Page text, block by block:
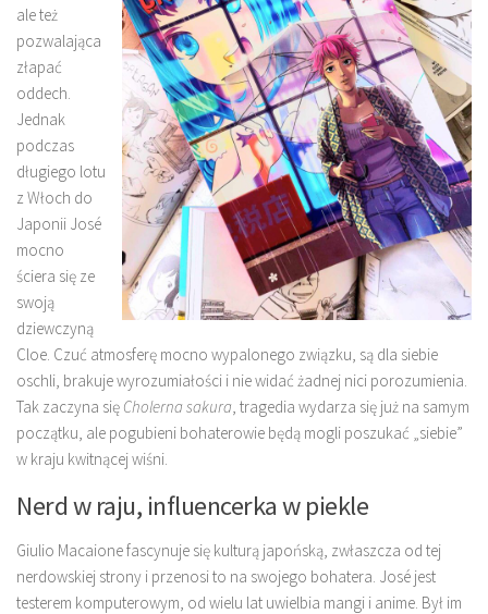
ale też
pozwalająca
złapać
oddech.
Jednak
podczas
długiego lotu
z Włoch do
Japonii José
mocno
ściera się ze
swoją
dziewczyną
Cloe. Czuć atmosferę mocno wypalonego związku, są dla siebie
oschli, brakuje wyrozumiałości i nie widać żadnej nici porozumienia.
Tak zaczyna się Cholerna sakura, tragedia wydarza się już na samym
początku, ale pogubieni bohaterowie będą mogli poszukać „siebie”
w kraju kwitnącej wiśni.
Nerd w raju, influencerka w piekle
Giulio Macaione fascynuje się kulturą japońską, zwłaszcza od tej
nerdowskiej strony i przenosi to na swojego bohatera. José jest
testerem komputerowym, od wielu lat uwielbia mangi i anime. Był im